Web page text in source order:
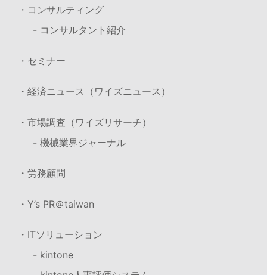
・コンサルティング
- コンサルタント紹介
・セミナー
・経済ニュース（ワイズニュース）
・市場調査（ワイズリサーチ）
- 機械業界ジャーナル
・労務顧問
・Y’s PR＠taiwan
・ITソリューション
- kintone